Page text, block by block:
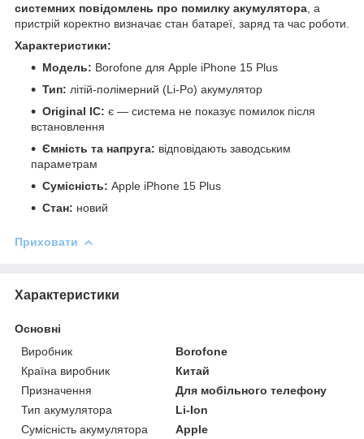
системних повідомлень про помилку акумулятора , а
пристрій коректно визначає стан батареї, заряд та час роботи.
Характеристики:
Модель: Borofone для Apple iPhone 15 Plus
Тип: літій-полімерний (Li-Po) акумулятор
Original IC: є — система не показує помилок після
встановлення
Ємність та напруга: відповідають заводським
параметрам
Сумісність: Apple iPhone 15 Plus
Стан: новий
Приховати
Характеристики
Основні
Виробник
Borofone
Країна виробник
Китай
Призначення
Для мобільного телефону
Тип акумулятора
Li-Ion
Сумісність акумулятора
Apple